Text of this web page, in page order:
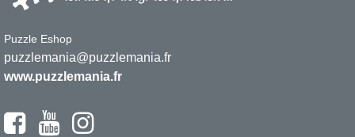
Puzzle Eshop
puzzlemania@puzzlemania.fr
www.puzzlemania.fr